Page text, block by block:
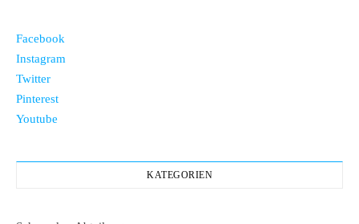
Facebook
Instagram
Twitter
Pinterest
Youtube
KATEGORIEN